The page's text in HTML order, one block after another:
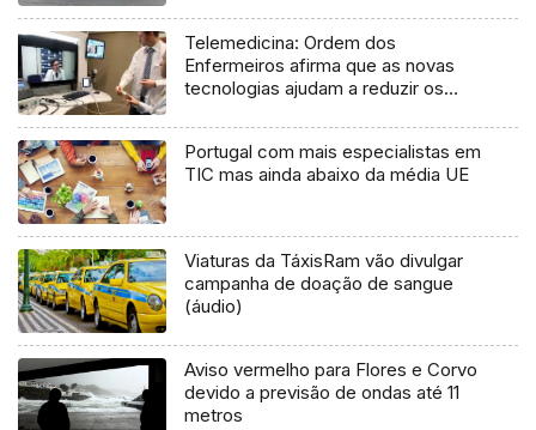
Telemedicina: Ordem dos
Enfermeiros afirma que as novas
tecnologias ajudam a reduzir os
Portugal com mais especialistas em
TIC mas ainda abaixo da média UE
Viaturas da TáxisRam vão divulgar
campanha de doação de sangue
(áudio)
Aviso vermelho para Flores e Corvo
devido a previsão de ondas até 11
metros